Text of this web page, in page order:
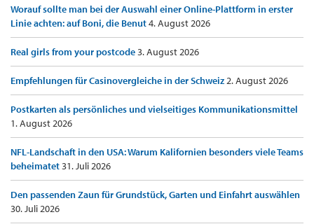
Worauf sollte man bei der Auswahl einer Online-Plattform in erster
Linie achten: auf Boni, die Benut4. August 2026
Real girls from your postcode3. August 2026
Empfehlungen für Casinovergleiche in der Schweiz2. August 2026
Postkarten als persönliches und vielseitiges Kommunikationsmittel
1. August 2026
NFL-Landschaft in den USA: Warum Kalifornien besonders viele Teams
beheimatet31. Juli 2026
Den passenden Zaun für Grundstück, Garten und Einfahrt auswählen
30. Juli 2026